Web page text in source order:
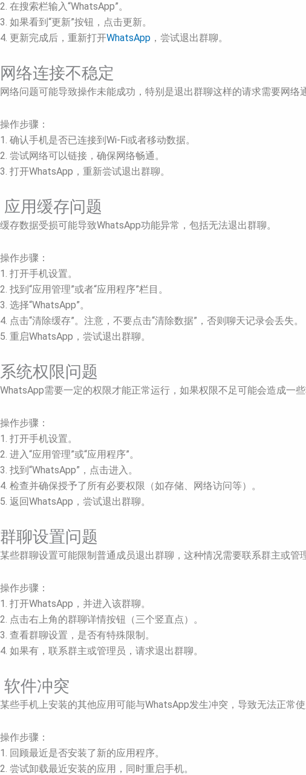
2. 在搜索栏输入“WhatsApp”。
3. 如果看到“更新”按钮，点击更新。
4. 更新完成后，重新打开WhatsApp ，尝试退出群聊。
网络连接不稳定
网络问题可能导致操作未能成功，特别是退出群聊这样的请求需要网络
操作步骤：
1. 确认手机是否已连接到Wi-Fi或者移动数据。
2. 尝试网络可以链接，确保网络畅通。
3. 打开WhatsApp，重新尝试退出群聊。
应用缓存问题
缓存数据受损可能导致WhatsApp功能异常，包括无法退出群聊。
操作步骤：
1. 打开手机设置。
2. 找到“应用管理”或者“应用程序”栏目。
3. 选择“WhatsApp”。
4. 点击“清除缓存”。注意，不要点击“清除数据”，否则聊天记录会丢失。
5. 重启WhatsApp，尝试退出群聊。
系统权限问题
WhatsApp需要一定的权限才能正常运行，如果权限不足可能会造成一些
操作步骤：
1. 打开手机设置。
2. 进入“应用管理”或“应用程序”。
3. 找到“WhatsApp”，点击进入。
4. 检查并确保授予了所有必要权限（如存储、网络访问等）。
5. 返回WhatsApp，尝试退出群聊。
群聊设置问题
某些群聊设置可能限制普通成员退出群聊，这种情况需要联系群主或管
操作步骤：
1. 打开WhatsApp，并进入该群聊。
2. 点击右上角的群聊详情按钮（三个竖直点）。
3. 查看群聊设置，是否有特殊限制。
4. 如果有，联系群主或管理员，请求退出群聊。
软件冲突
某些手机上安装的其他应用可能与WhatsApp发生冲突，导致无法正常使
操作步骤：
1. 回顾最近是否安装了新的应用程序。
2. 尝试卸载最近安装的应用，同时重启手机。